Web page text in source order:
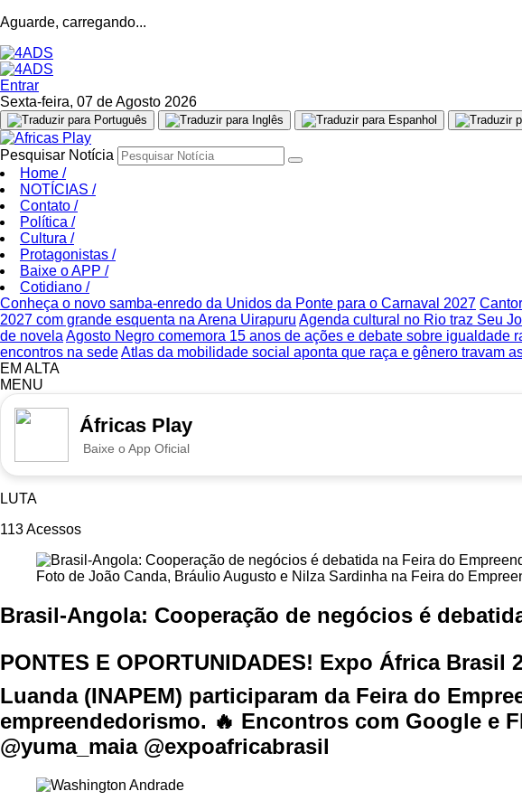
Aguarde, carregando...
Entrar
Sexta-feira, 07 de Agosto 2026
Pesquisar Notícia
Home /
NOTÍCIAS /
Contato /
Política /
Cultura /
Protagonistas /
Baixe o APP /
Cotidiano /
Conheça o novo samba-enredo da Unidos da Ponte para o Carnaval 2027
2027 com grande esquenta na Arena Uirapuru Agenda cultural no Rio traz Seu
de novela Agosto Negro comemora 15 anos de ações e debate sobre igualdade
encontros na sedeAtlas da mobilidade social aponta que raça e gênero travam
EM ALTA
MENU
Áfricas Play
Baixe o App Oficial
LUTA
113Acessos
Foto de João Canda, Bráulio Augusto e Nilza Sardinha na Feira do
Brasil-Angola: Cooperação de negócios é
PONTES E OPORTUNIDADES! Expo África
Luanda (INAPEM) participaram da Feira do
empreendedorismo. 🔥 Encontros com Google e
@yuma_maia @expoafricabrasil